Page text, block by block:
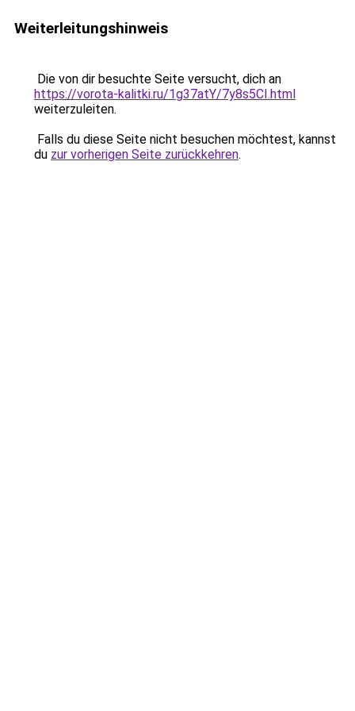
Weiterleitungshinweis
Die von dir besuchte Seite versucht, dich an
https://vorota-kalitki.ru/1g37atY/7y8s5CI.html
weiterzuleiten.
Falls du diese Seite nicht besuchen möchtest, kannst
du zur vorherigen Seite zurückkehren.